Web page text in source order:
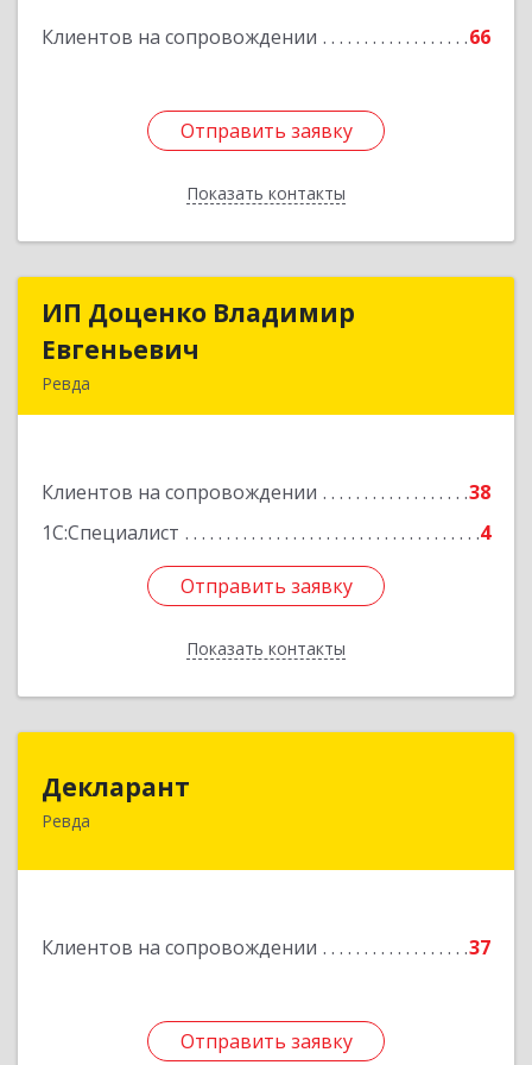
Клиентов на сопровождении 66
Отправить заявку
Показать контакты
Отправить заявку
Назад
ИП Доценко Владимир
Евгеньевич
Ревда
Клиентов на сопровождении
38
1С:Специалист
4
Отправить заявку
Показать контакты
ИП Доценко Владимир
Подробнее
Отправить заявку
Назад
Декларант
Ревда
Клиентов на сопровождении 37
Отправить заявку
623280, Свердловская обл, Ревда г, Азина ул,
Отправить заявку